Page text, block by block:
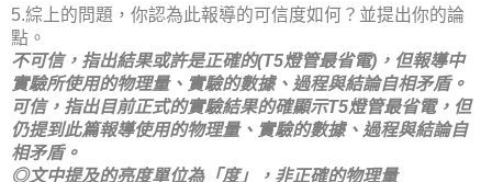
5.綜上的問題，你認為此報導的可信度如何？並提出你的論
點。
不可信，指出結果或許是正確的(T5燈管最省電) ，但報導中
實驗所使用的物理量、實驗的數據、過程與結論自相矛盾。
可信，指出目前正式的實驗結果的確顯示T5燈管最省電，但
仍提到此篇報導使用的物理量、實驗的數據、過程與結論自
相矛盾。
◎文中提及的亮度單位為「度」，非正確的物理量